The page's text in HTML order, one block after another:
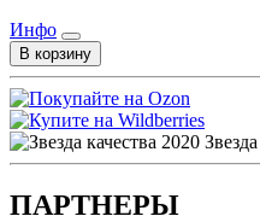
Инфо
В корзину
ПАРТНЕРЫ